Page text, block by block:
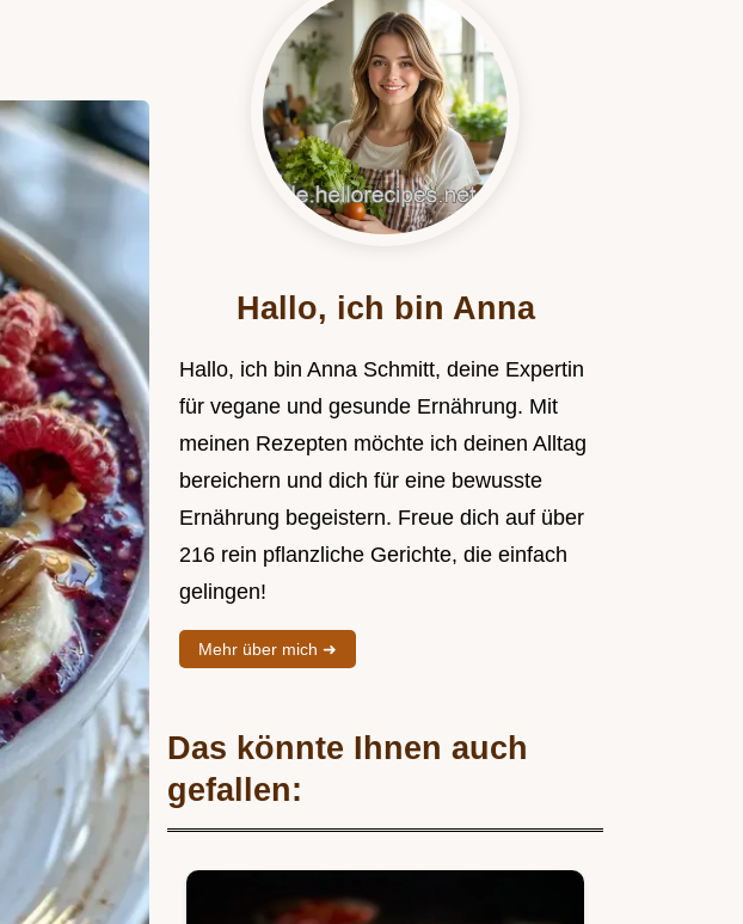
Hallo, ich bin Anna
Hallo, ich bin Anna Schmitt, deine Expertin
für vegane und gesunde Ernährung. Mit
meinen Rezepten möchte ich deinen Alltag
bereichern und dich für eine bewusste
Ernährung begeistern. Freue dich auf über
216 rein pflanzliche Gerichte, die einfach
gelingen!
Mehr über mich ➜
Das könnte Ihnen auch
gefallen: